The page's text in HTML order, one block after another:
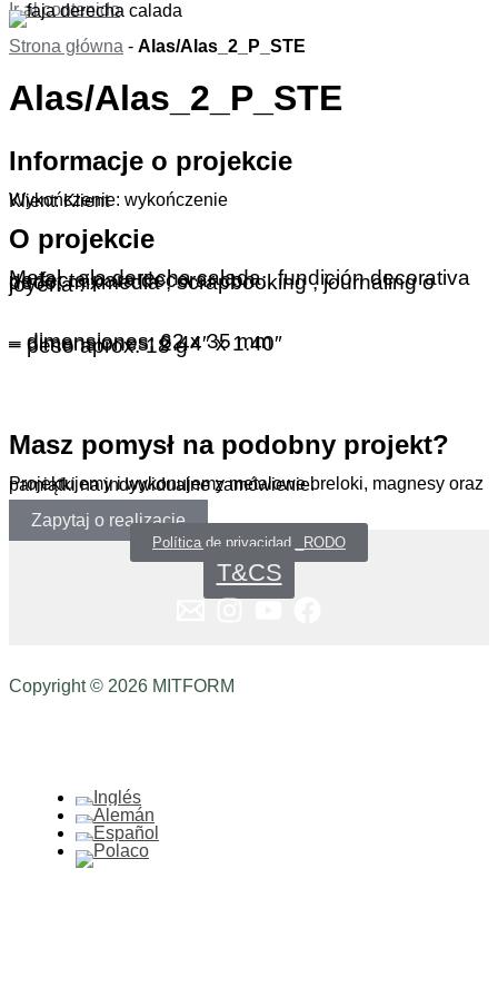
Ir al contenido
Strona główna - Alas/Alas_2_P_STE
Alas/Alas_2_P_STE
Informacje o projekcie
Wykończenie: wykończenie
Klient: Klient
O projekcie
Metal , ala derecha calada , fundición decorativa perfecta para decorar con :
deco, mixmedia , scrapbooking , journaling o joyería .
– dimensiones: 62 x 35 mm
– dimensiones: 2.44″ x 1.40″
– peso aprox. 18 g
Masz pomysł na podobny projekt?
Projektujemy i wykonujemy metalowe breloki, magnesy oraz pamiątki na indywidualne zamówienie.
Zapytaj o realizację
Política de privacidad _RODO
T&CS
Copyright © 2026 MITFORM